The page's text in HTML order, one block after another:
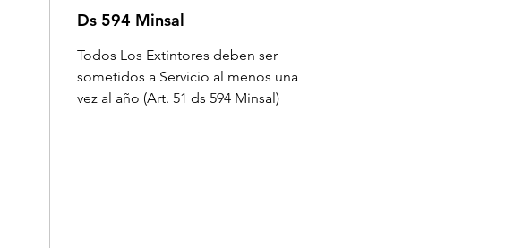
La Válvula está fabricada en bronce
cromado y cuenta con un
dispositivo de seguridad.
Ds 594 Minsal
Todos Los Extintores deben ser
sometidos a Servicio al menos una
vez al año (Art. 51 ds 594 Minsal)